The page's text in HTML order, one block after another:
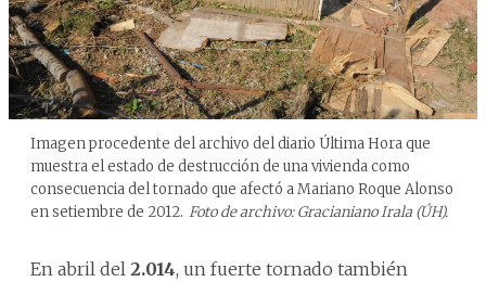
Imagen procedente del archivo del diario Última Hora que
muestra el estado de destrucción de una vivienda como
consecuencia del tornado que afectó a Mariano Roque Alonso
en setiembre de 2012. Foto de archivo: Gracianiano Irala (ÚH).
En abril del 2.014, un fuerte tornado también